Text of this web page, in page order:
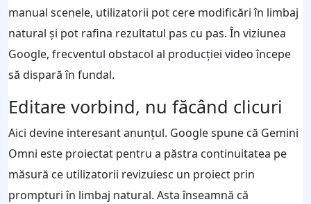
manual scenele, utilizatorii pot cere modificări în limbaj
natural și pot rafina rezultatul pas cu pas. În viziunea
Google, frecventul obstacol al producției video începe
să dispară în fundal.
Editare vorbind, nu făcând clicuri
Aici devine interesant anunțul. Google spune că Gemini
Omni este proiectat pentru a păstra continuitatea pe
măsură ce utilizatorii revizuiesc un proiect prin
prompturi în limbaj natural. Asta înseamnă că